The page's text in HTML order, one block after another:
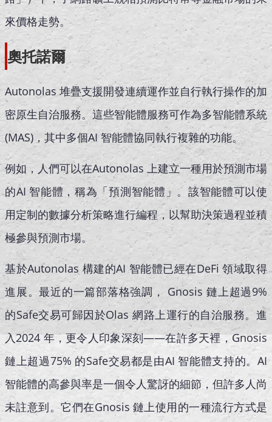
來價格走勢。
奧托諾爾
Autonolas 堆疊支援開發連續運作並自行執行操作的加
密原生自治服務。這些智能體服務可作為多智能體系統
(MAS)，其中多個AI 智能體協同執行複雜的功能。
例如，人們可以在Autonolas 上建立一種用於預測市場
的AI 智能體，稱為「預測智能體」。該智能體可以使
用定制的數據分析策略進行編程，以幫助決策過程並積
極參與預測市場。
基於Autonolas 構建的AI 智能體已經在DeFi 領域取得
進展。最近的一篇部落格強調， Gnosis 鏈上超過9%
的Safe交易可歸因於Olas 網路上運行的自治服務。進
入2024 年，更令人印象深刻——在許多天裡，Gnosis
鏈上超過75% 的Safe交易都是由AI 智能體支持的。AI
智能體的高參與率是一個令人驚訝的細節，但許多人尚
未註意到。它們在Gnosis 鏈上使用的一種流行方式是